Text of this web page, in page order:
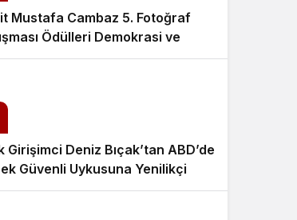
Mustafa Cambaz 5. Fotoğraf
Ödülleri Demokrasi ve
Adası’nda Sahiplerini
Girişimci Deniz Bıçak’tan ABD’de
Güvenli Uykusuna Yenilikçi